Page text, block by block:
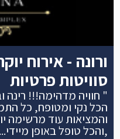
ורונה - אירוח
סוויטות פרטיות
" חוויה מדהימה!!!
הכל נקי ומטופח, כל
והמציאות עוד מרשימה
,והכל טופל באופן